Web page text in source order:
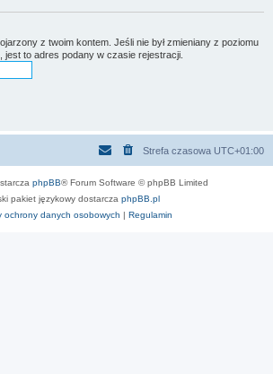
z twoim kontem. Jeśli nie był zmieniany z poziomu
jest to adres podany w czasie rejestracji.
Strefa czasowa UTC+01:00
phpBB® Forum Software © phpBB Limited
pakiet językowy dostarcza phpBB.pl
ochrony danych osobowych | Regulamin